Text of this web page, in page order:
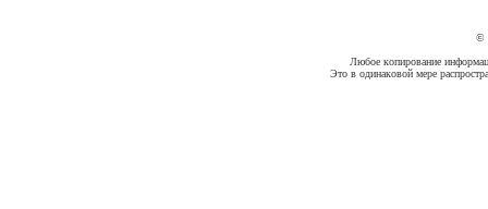
©
Любое копирование
Это в одинаковой мере